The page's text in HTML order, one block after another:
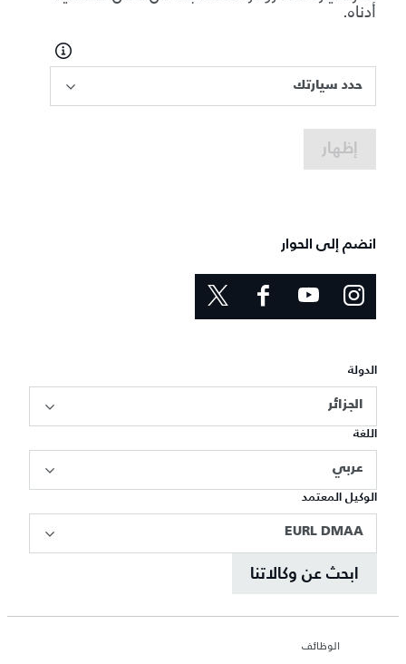
أدناه.
حدد سيارتك
إظهار
انضم إلى الحوار
الدولة
الجزائر
اللغة
عربي
الوكيل المعتمد
EURL DMAA
ابحث عن وكالاتنا
الوظائف